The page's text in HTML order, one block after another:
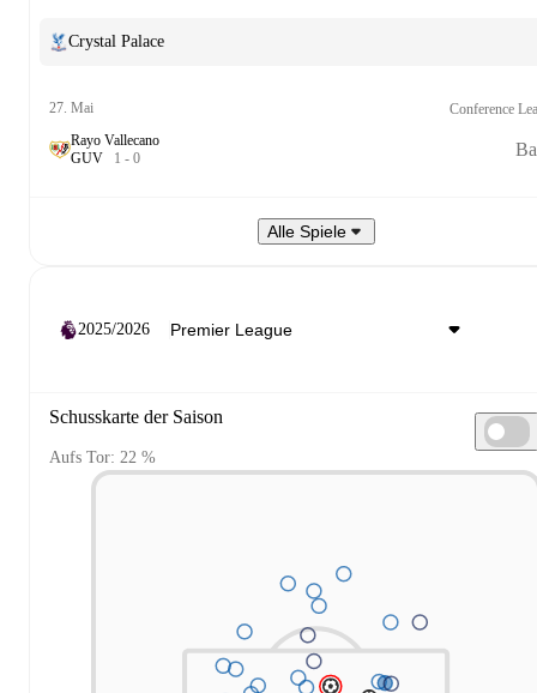
Crystal Palace
27. Mai
Conference
Rayo Vallecano
GUV 1 - 0
Alle Spiele
2025/2026
Schusskarte der Saison
Aufs Tor: 22 %